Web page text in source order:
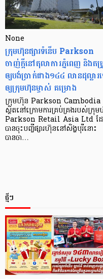
None
ក្រុមហ៊ុនផ្សារទំនើប Parkson
ចាញ់ក្ដីនៅតុលាការភ្នំពេញ និងតម្
ឲ្យបង់ប្រាក់ជាង១៤៤ លានដុល្លារ
ឲ្យក្រុមហ៊ុនម្ចាស់ គម្រោង
ក្រុមហ៊ុន Parkson Cambodia
ស្ថិតនៅក្រោមការគ្រប់គ្រងរបស់ក្រុ
Parkson Retail Asia Ltd ដ
បានចុះបញ្ចីផ្សារហ៊ុននៅសិង្ហបុរីនោះ
បានចា…
ថ្មីៗ